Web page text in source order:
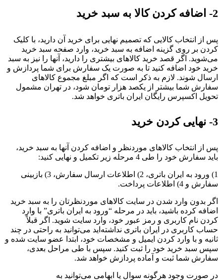
2- اضافه کردن کالا به سبد خرید
پس از انتخاب کالایی که تصمیم نهایی برای خرید آن دارید، با کلیک
کردن بر روی گزینه اضافه به سبد خرید، وارد صفحه سبد خرید
می‌‏شوید. اگر قصد خرید کالاهای بیشتری را دارید، آنها را نیز به سبد
خرید خود اضافه کنید تا به صورت یک سفارش برای شما پردازش و
ارسال شوند. لازم به ذکر است که اگر مبلغ مجموع کالاهای
سفارش‌ شما بیشتر از یکصد هزار تومان شود، در تهران مشمول
تحویل اکسپرس رایگان ایران باتری خواهد شد.
3- نهایی کردن خرید
پس از انتخاب کالاهای موردنظر و اضافه کردن آنها به سبد خرید،
باید سفارش خود را طی 4 مرحله زیر تکمیل و نهایی کنید:
1) ورود به ایران باتری، 2) اطلاعات ارسال سفارش، 3) بازبینی
سفارش و 4) اطلاعات پرداخت.
اگر بدون وارد شدن در سایت کالاهای موردنظرتان را به سبد خرید
اضافه کرده باشید، باید در مرحله “ورود به ایران باتری” با وارد
کردن نام کاربری و رمز عبور خود، وارد سایت ‏‌شوید. اگر قبلاً
حساب کاربری در ایران باتری نداشته‌اید می‌‏‏توانید به راحتی در چند
ثانیه و با وارد کردن ایمیل و مشخصات خود، ابتدا عضو سایت شده و
سپس سبد خرید خود را ثبت کنید. سپس با طی مراحل بعدی،
سفارش شما ثبت و آماده پردازش خواهد شد.
در صورت وجود هرگونه سوال یا ابهامی می‌توانید به